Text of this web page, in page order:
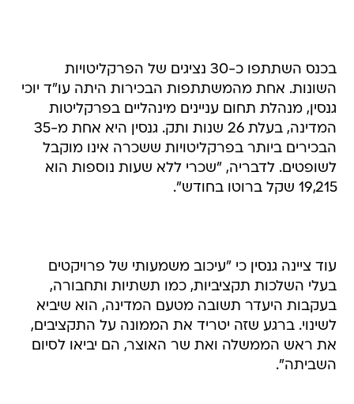
בכנס השתתפו כ-30 נציגים של הפרקליטויות
השונות. אחת מהמשתתפות הבכירות היתה עו"ד יוכי
גנסין, מנהלת תחום עניינים מינהליים בפרקליטות
המדינה, בעלת 26 שנות ותק. גנסין היא אחת מ-35
הבכירים ביותר בפרקליטויות ששכרה אינו מוקבל
לשופטים. לדבריה, "שכרי ללא שעות נוספות הוא
19,215 שקל ברוטו בחודש".
עוד ציינה גנסין כי "עיכוב משמעותי של פרויקטים
בעלי השלכות תקציביות, כמו תשתיות ותחבורה,
בעקבות היעדר תשובה מטעם המדינה, הוא שיביא
לשינוי. ברגע שזה יטריד את הממונה על התקציבים,
את ראש הממשלה ואת שר האוצר, הם יביאו לסיום
השביתה".